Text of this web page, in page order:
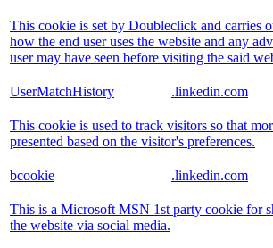
This cookie is set by Doubleclick and carries
how the end user uses the website and any
user may have seen before visiting the said
UserMatchHistory .linkedin.com
This cookie is used to track visitors so that
presented based on the visitor's preferences.
bcookie .linkedin.com
This is a Microsoft MSN 1st party cookie for
the website via social media.